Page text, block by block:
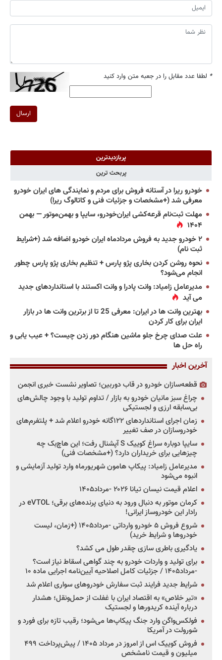
* لطفا عدد مقابل را در جعبه متن وارد کنید
ارسال
پربازدیدترین
پربحث ترین
خودرو ریرا در آستانه فروش برای مردم و نمایندگی های ایران خودرو
معرفی شد (+مشخصات و جزئیات فنی و کاتالوگ ریرا)
مهلت ثبت‌نام قرعه‌کشی ایران‌خودرو، سایپا و بهمن‌موتور — بهمن
۱۴۰۴
۲ خودرو جدید به فروش مردادماه ایران خودرو اضافه شد (+شرایط
ثبت نام)
نحوه روشن کردن بخاری پژو پارس + تنظیم بخاری پژو پارس چطور
انجام می‌شود؟
مدیرعامل زامیاد: وانت پادرا و وانت اکستند با استانداردهای جدید
می آید
بهترین وانت ها در ایران: معرفی 25 تا از برترین وانت ها در بازار
ایران برای کار کردن
علت صدای چرخ جلو ماشین هنگام دور زدن چیست؟ + عیب یابی و
راه حل ها
آخرین اخبار
قطعه‌سازان خودرو در قاب دوربین؛ تصاویر نشست خبری انجمن
چراغ سبز مانیان خودرو به بازار / تداوم تولید با وجود چالش‌های
بی‌سابقه ارزی و لجستیکی
زمان اجرای استانداردهای ۱۲۲گانه خودرو اعلام شد + پلتفرم‌های
خودروسازان در صف تغییر
سایپا دوباره سراغ کوییک S آپشنال رفت؛ این هاچ‌بک چه
چیزهایی برای خریداران دارد؟ (+مشخصات فنی)
مدیرعامل زامیاد: پیکاپ هامون شهریورماه وارد تولید آزمایشی و
انبوه می‌شود
اعلام قیمت نیسان تیانا ۲۰۲۶ -مرداد۱۴۰۵
کرمان موتور به دنبال ورود به دنیای پرنده‌های برقی؛ eVTOL در
رادار این خودروساز ایرانی!
شروع فروش ۵ خودرو وارداتی -مرداد۱۴۰۵ (+زمان، لیست
خودروها و شرایط خرید)
یادگیری باطری سازی چقدر طول می کشد؟
برای تولید و واردات خودرو به چند گواهی اسقاط نیاز است؟
-مرداد۱۴۰۵ / جزئیات کامل اصلاحیه آیین‌نامه اجرایی ماده ۱۰
شرایط جدید فرایند ثبت سفارش خودروهای سواری اعلام شد
«تیر خلاص» به اقتصاد ایران با غفلت از حمل‌ونقل؛ هشدار
درباره آینده کریدورها و لجستیک
فولکس‌واگن وارد جنگ پیکاپ‌ها می‌شود؛ رقیب تازه برای فورد و
شورولت در آمریکا
فروش کوییک اس از امروز در مرداد ۱۴۰۵ / پیش‌پرداخت ۴۹۹
میلیون و قیمت نامشخص